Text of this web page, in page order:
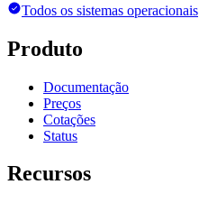
Todos os sistemas operacionais
Produto
Documentação
Preços
Cotações
Status
Recursos